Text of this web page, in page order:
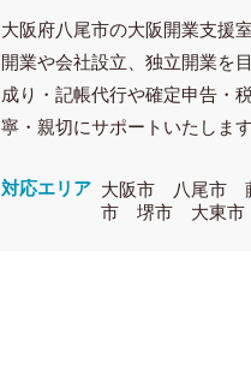
大阪府八尾市の大阪開業支援
開業や会社設立、独立開業を
成り・記帳代行や確定申告・
寧・親切にサポートいたしま
対応エリア 大阪市 八尾市
市 堺市 大東